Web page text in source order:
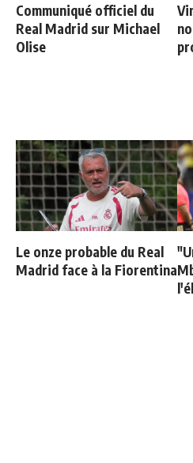
Communiqué officiel du
Real Madrid sur Michael
Olise
Le onze probable du Real
Madrid face à la Fiorentina